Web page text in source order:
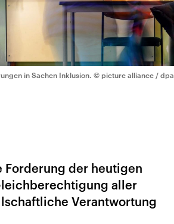
in Sachen Inklusion. © picture alliance / dpa
Forderung der heutigen
aller
Verantwortung